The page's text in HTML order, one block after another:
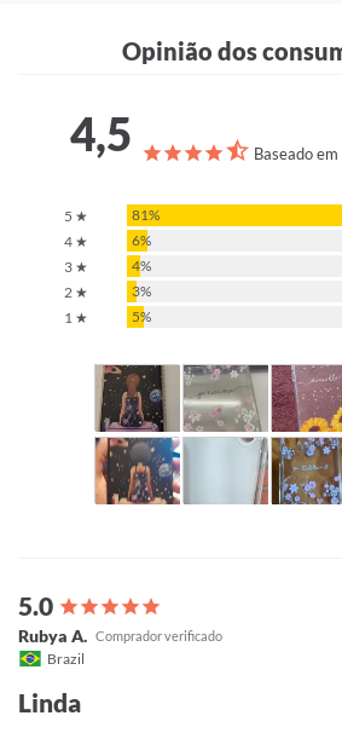
Opinião dos
4,5 Baseado
5 ★ 81%
4 ★
6%
3 ★
4%
2 ★
3%
1 ★
5%
Rubya A.
Brazil
Linda